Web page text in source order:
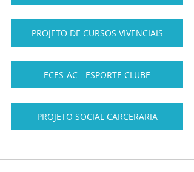
PROJETO DE CURSOS VIVENCIAIS
ECES-AC - ESPORTE CLUBE
PROJETO SOCIAL CARCERARIA